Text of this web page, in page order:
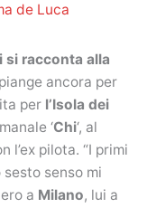
de Luca
si racconta alla
piange ancora per
per l’Isola dei
‘Chi‘, al
l’ex pilota. “I primi
senso mi
a Milano, lui a